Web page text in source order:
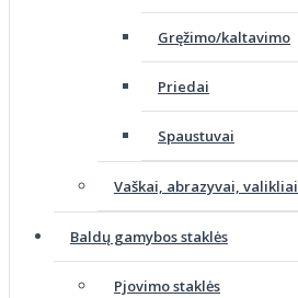
Gręžimo/kaltavimo
Priedai
Spaustuvai
Vaškai, abrazyvai, valikliai
Baldų gamybos staklės
Pjovimo staklės